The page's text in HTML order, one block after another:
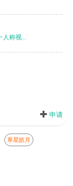
称视...
申请
寒星皓月